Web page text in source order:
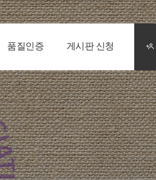
품질인증 게시판 신청